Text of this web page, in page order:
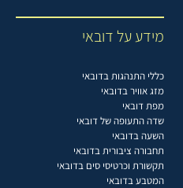
מידע על דובאי
כללי התנהגות בדובאי
מזג אוויר בדובאי
מפת דובאי
שדה התעופה של דובאי
השעה בדובאי
תחבורה ציבורית בדובאי
תקשורת וכרטיסי סים בדובאי
המטבע בדובאי